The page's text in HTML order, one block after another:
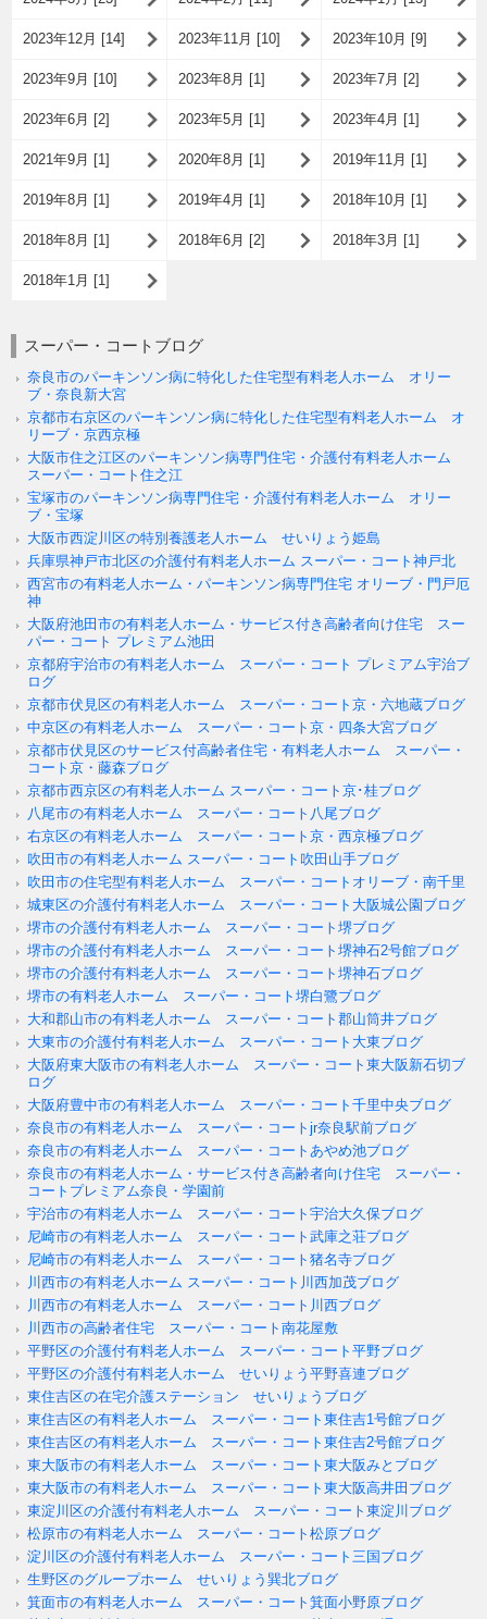
2023年12月 [14] 2023年11月 [10] 2023年10月 [9]
2023年9月 [10] 2023年8月 [1] 2023年7月 [2]
2023年6月 [2] 2023年5月 [1] 2023年4月 [1]
2021年9月 [1] 2020年8月 [1] 2019年11月 [1]
2019年8月 [1] 2019年4月 [1] 2018年10月 [1]
2018年8月 [1] 2018年6月 [2] 2018年3月 [1]
2018年1月 [1]
スーパー・コートブログ
奈良市のパーキンソン病に特化した住宅型有料老人ホーム オリー
ブ・奈良新大宮
京都市右京区のパーキンソン病に特化した住宅型有料老人ホーム オ
リーブ・京西京極
大阪市住之江区のパーキンソン病専門住宅・介護付有料老人ホーム
スーパー・コート住之江
宝塚市のパーキンソン病専門住宅・介護付有料老人ホーム オリー
ブ・宝塚
大阪市西淀川区の特別養護老人ホーム せいりょう姫島
兵庫県神戸市北区の介護付有料老人ホーム スーパー・コート神戸北
西宮市の有料老人ホーム・パーキンソン病専門住宅 オリーブ・門戸厄
神
大阪府池田市の有料老人ホーム・サービス付き高齢者向け住宅 スー
パー・コート プレミアム池田
京都府宇治市の有料老人ホーム スーパー・コート プレミアム宇治ブ
ログ
京都市伏見区の有料老人ホーム スーパー・コート京・六地蔵ブログ
中京区の有料老人ホーム スーパー・コート京・四条大宮ブログ
京都市伏見区のサービス付高齢者住宅・有料老人ホーム スーパー・
コート京・藤森ブログ
京都市西京区の有料老人ホーム スーパー・コート京･桂ブログ
八尾市の有料老人ホーム スーパー・コート八尾ブログ
右京区の有料老人ホーム スーパー・コート京・西京極ブログ
吹田市の有料老人ホーム スーパー・コート吹田山手ブログ
吹田市の住宅型有料老人ホーム スーパー・コートオリーブ・南千里
城東区の介護付有料老人ホーム スーパー・コート大阪城公園ブログ
堺市の介護付有料老人ホーム スーパー・コート堺ブログ
堺市の介護付有料老人ホーム スーパー・コート堺神石2号館ブログ
堺市の介護付有料老人ホーム スーパー・コート堺神石ブログ
堺市の有料老人ホーム スーパー・コート堺白鷺ブログ
大和郡山市の有料老人ホーム スーパー・コート郡山筒井ブログ
大東市の介護付有料老人ホーム スーパー・コート大東ブログ
大阪府東大阪市の有料老人ホーム スーパー・コート東大阪新石切ブ
ログ
大阪府豊中市の有料老人ホーム スーパー・コート千里中央ブログ
奈良市の有料老人ホーム スーパー・コートjr奈良駅前ブログ
奈良市の有料老人ホーム スーパー・コートあやめ池ブログ
奈良市の有料老人ホーム・サービス付き高齢者向け住宅 スーパー・
コートプレミアム奈良・学園前
宇治市の有料老人ホーム スーパー・コート宇治大久保ブログ
尼崎市の有料老人ホーム スーパー・コート武庫之荘ブログ
尼崎市の有料老人ホーム スーパー・コート猪名寺ブログ
川西市の有料老人ホーム スーパー・コート川西加茂ブログ
川西市の有料老人ホーム スーパー・コート川西ブログ
川西市の高齢者住宅 スーパー・コート南花屋敷
平野区の介護付有料老人ホーム スーパー・コート平野ブログ
平野区の介護付有料老人ホーム せいりょう平野喜連ブログ
東住吉区の在宅介護ステーション せいりょうブログ
東住吉区の有料老人ホーム スーパー・コート東住吉1号館ブログ
東住吉区の有料老人ホーム スーパー・コート東住吉2号館ブログ
東大阪市の有料老人ホーム スーパー・コート東大阪みとブログ
東大阪市の有料老人ホーム スーパー・コート東大阪高井田ブログ
東淀川区の介護付有料老人ホーム スーパー・コート東淀川ブログ
松原市の有料老人ホーム スーパー・コート松原ブログ
淀川区の介護付有料老人ホーム スーパー・コート三国ブログ
生野区のグループホーム せいりょう巽北ブログ
箕面市の有料老人ホーム スーパー・コート箕面小野原ブログ